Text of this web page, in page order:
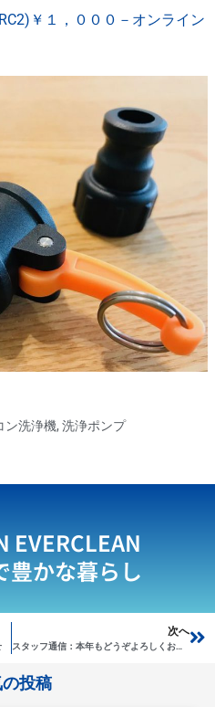
￥１，０００－オンライン
ン洗浄機, 洗浄ポンプ
EVERCLEAN
豊かな暮らし
次へ
スタッフ通信：本年もどうぞよろしくお願い申し上げます！
の投稿